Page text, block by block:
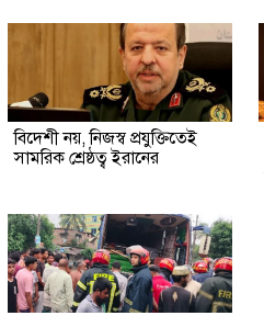
বিদেশী নয়, নিজস্ব প্রযুক্তিতেই
সামরিক শ্রেষ্ঠত্ব ইরানের